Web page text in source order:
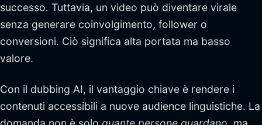
successo. Tuttavia, un video può diventare virale
senza generare coinvolgimento, follower o
conversioni. Ciò significa alta portata ma basso
valore.
Con il dubbing AI, il vantaggio chiave è rendere i
contenuti accessibili a nuove audience linguistiche. La